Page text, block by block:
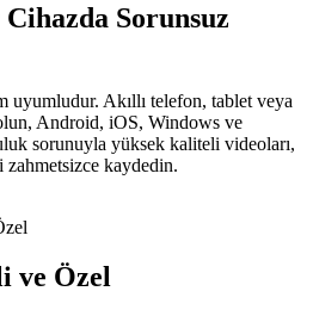
Sorunsuz
uyumludur. Akıllı telefon, tablet veya
Android, iOS, Windows ve
sorunuyla yüksek kaliteli videoları,
kaydedin.
ve Özel